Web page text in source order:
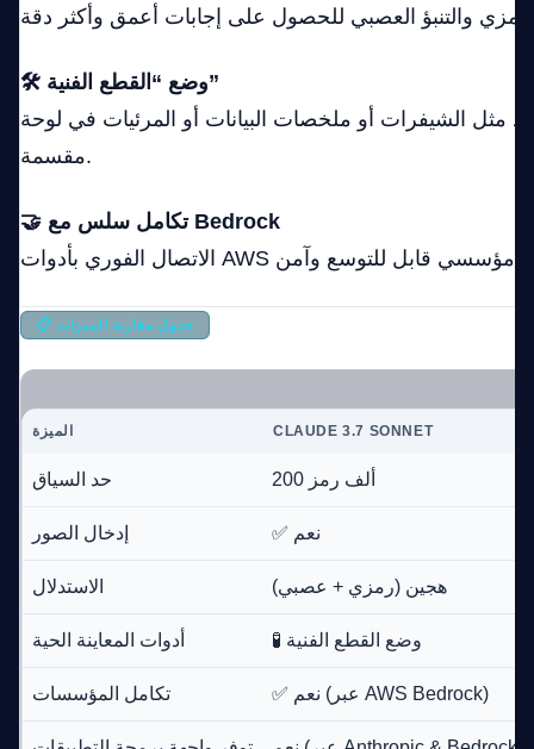
🛠️ وضع “القطع الفنية”
مثل الشيفرات أو ملخصات البيانات أو المرئيات في لوحة
مقسمة.
🤝 تكامل سلس مع Bedrock
📋 جدول مقارنة الميزات
الميزة CLAUDE 3.7 SONNET
حد السياق 200 ألف رمز
إدخال الصور ✅ نعم
الاستدلال هجين (رمزي + عصبي)
أدوات المعاينة الحية 🧪 وضع القطع الفنية
تكامل المؤسسات ✅ نعم (عبر AWS Bedrock)